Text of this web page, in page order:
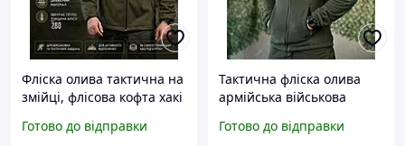
Фліска олива тактична на
змійці, флісова кофта хакі
флісовка тепла 3XL Cv4ed
Готово до відправки
Тактична фліска олива
армійська військова
кишенями утеплена зсу
Готово до відправки